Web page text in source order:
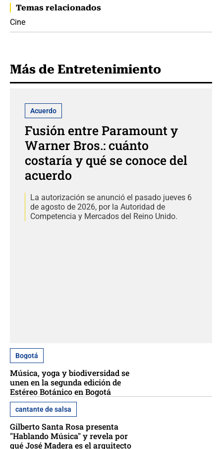
Temas relacionados
Cine
Más de Entretenimiento
Acuerdo
Fusión entre Paramount y
Warner Bros.: cuánto
costaría y qué se conoce del
acuerdo
La autorización se anunció el pasado jueves 6
de agosto de 2026, por la Autoridad de
Competencia y Mercados del Reino Unido.
Bogotá
Música, yoga y biodiversidad se
unen en la segunda edición de
Estéreo Botánico en Bogotá
cantante de salsa
Gilberto Santa Rosa presenta
"Hablando Música" y revela por
qué José Madera es el arquitecto